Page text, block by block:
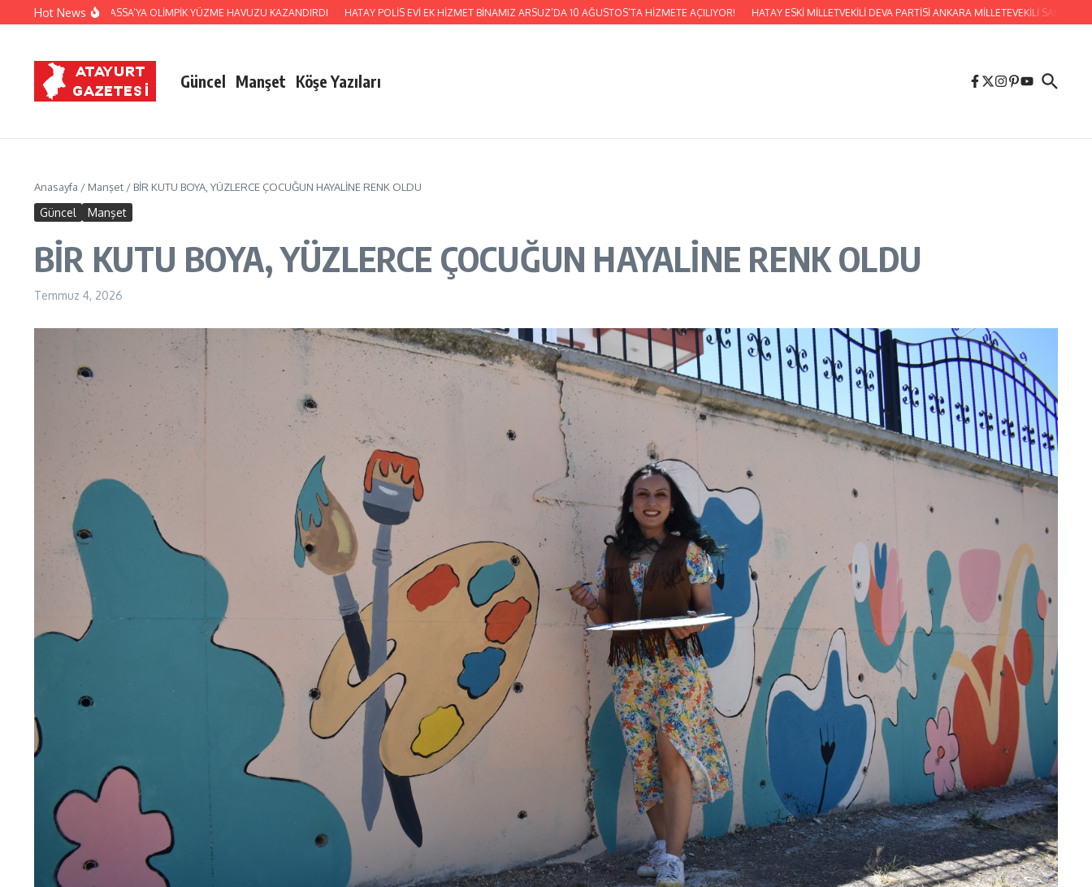
İçeriğe atlaHot NewsHASSA’YA OLİMPİK YÜZME HAVUZU KAZANDIRDI HATAY POLİS EVİ EK HİZMET BİNAMIZ ARSUZ’DA 10 AĞUSTOS’TA HİZMETE AÇILIYOR! HATAY ESKİ MİLLETVEKİLİ DEVA PARTİSİ ANKARA MİLLETEVEKİLİ SADAULLAH
Güncel Manşet Köşe Yazıları
Anasayfa / Manşet / BİR KUTU BOYA, YÜZLERCE ÇOCUĞUN HAYALİNE RENK OLDU
Güncel Manşet
BİR KUTU BOYA, YÜZLERCE ÇOCUĞUN HAYALİNE RENK OLDU
Temmuz 4, 2026